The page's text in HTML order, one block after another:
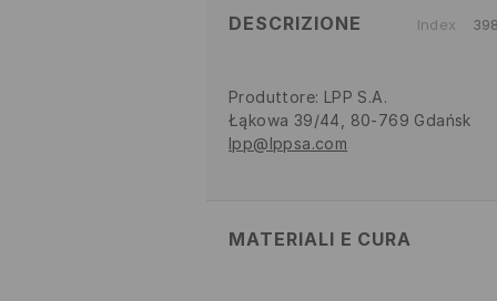
DESCRIZIONE Index
Produttore: LPP S.A.
Łąkowa 39/44, 80-769 Gdańsk
lpp@lppsa.com
MATERIALI E CURA